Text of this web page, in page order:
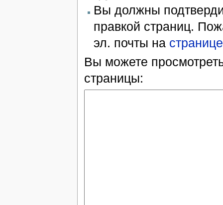
Вы должны
правкой страниц.
эл. почты на
Вы можете
страницы: